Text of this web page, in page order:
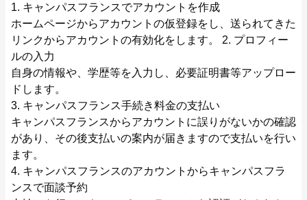
1. キャンパスフランスでアカウントを作成
ホームページからアカウントの仮登録をし、送られてきた
リンクからアカウントの有効化をします。 2. プロフィー
ルの入力
自身の情報や、学歴等を入力し、必要証明書等アップロー
ドします。
3. キャンパスフランス手続き料金の支払い
キャンパスフランスからアカウントに誤りがないかの確認
があり、その後支払いの案内が届きますので支払いを行い
ます。
4. キャンパスフランスのアカウントからキャンパスフラ
ンスで面談予約